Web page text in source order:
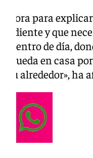
Hora para
y que
centro de día,
queda en casa
su alrededor»,